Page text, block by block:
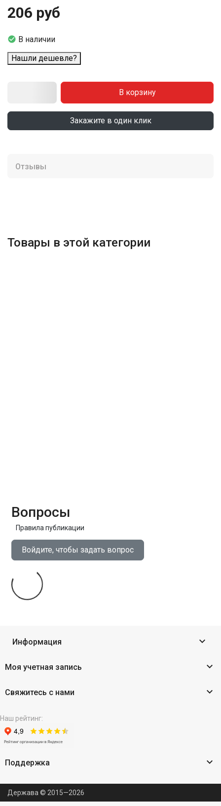
206 руб
 В наличии
Нашли дешевле?
В корзину
Закажите в один клик
Отзывы
Товары в этой категории
Вопросы
Правила публикации
Войдите, чтобы задать вопрос
Информация 
Моя учетная запись 
Свяжитесь с нами 
Наш рейтинг:
Поддержка 
Держава © 2015—2026